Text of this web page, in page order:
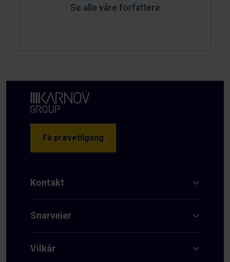
Se alle våre forfattere
Få prøvetilgang
Kontakt
Snarveier
Vilkår